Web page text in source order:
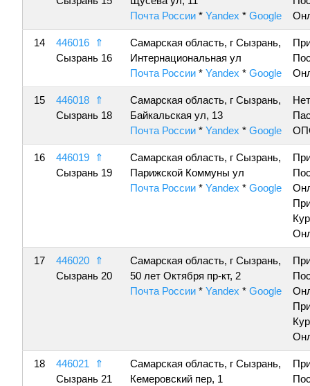
Почта России * Yandex * Google
14 446016
⇑
Сызрань 16
Самарская область, г Сызрань,
Интернациональная ул
Почта России * Yandex * Google
15 446018
⇑
Сызрань 18
Самарская область, г Сызрань,
Байкальская ул, 13
Почта России * Yandex * Google
16 446019
⇑
Сызрань 19
Самарская область, г Сызрань,
Парижской Коммуны ул
Почта России * Yandex * Google
17 446020
⇑
Сызрань 20
Самарская область, г Сызрань,
50 лет Октября пр-кт, 2
Почта России * Yandex * Google
18 446021
⇑
Сызрань 21
Самарская область, г Сызрань,
Кемеровский пер, 1